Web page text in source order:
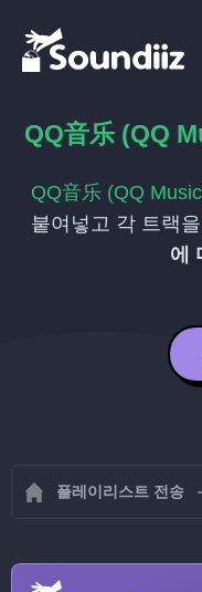
QQ音乐 (QQ
QQ音乐 (QQ
붙여넣고 각 트랙
에
플레이리스트 전송